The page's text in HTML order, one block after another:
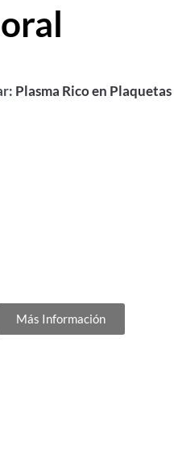
Plasma Rico en Plaquetas
Más Información